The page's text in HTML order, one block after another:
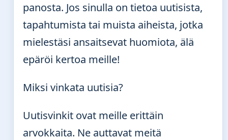
panosta. Jos sinulla on tietoa uutisista,
tapahtumista tai muista aiheista, jotka
mielestäsi ansaitsevat huomiota, älä
epäröi kertoa meille!
Miksi vinkata uutisia?
Uutisvinkit ovat meille erittäin
arvokkaita. Ne auttavat meitä